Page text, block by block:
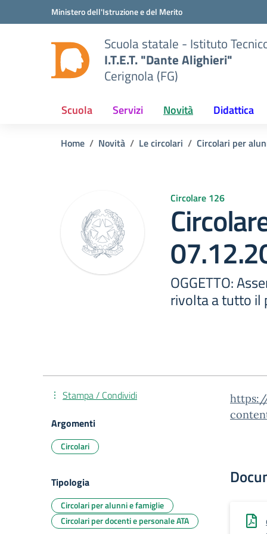
Vai ai contenuti
Vai al menu di navigazioneMinistero dell'Istruzione e del Merito
Scuola statale - Istituto
I.T.E.T. "Dante Alighieri"
Cerignola (FG)
Scuola Servizi Novità Didattica
Home Novità Le circolari Circolari per
Circolare 126
OGGETTO:
rivolta a tutto il
Stampa / Condividi
Argomenti
Circolari
Tipologia
Circolari per alunni e famiglie
Circolari per docenti e personale ATA